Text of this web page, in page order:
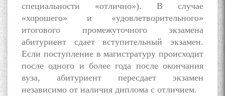
специальности «отлично»). В случае
«хорошего» и «удовлетворительного»
итогового промежуточного экзамена
абитуриент сдает вступительный экзамен.
Если поступление в магистратуру происходит
после одного и более года после окончания
вуза, абитуриент пересдает экзамен
независимо от наличия диплома с отличием.
МАВЛОНО ҶАЛОЛИДДИНИ
БАЛХӢ БУЗУРГТАРИН
МУТАФАККИР ВА ОРИФИ
ЗАБОНУ АДАБИ ТОҶИК